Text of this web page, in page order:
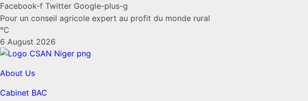
Facebook-f Twitter Google-plus-g
Pour un conseil agricole expert au profit du monde rural
°C
6 August 2026
About Us
Cabinet BAC